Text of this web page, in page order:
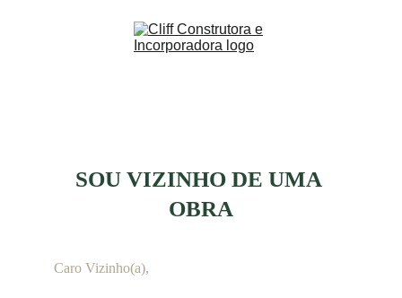
SOU VIZINHO DE UMA
OBRA
Caro Vizinho(a),